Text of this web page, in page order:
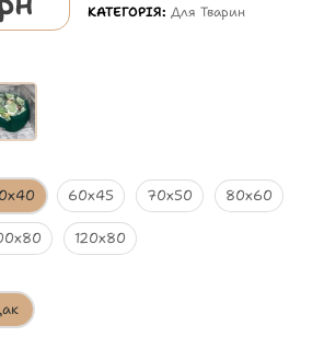
КАТЕГОРІЯ:Для Тварин
60х45 70х50 80х60
120х80